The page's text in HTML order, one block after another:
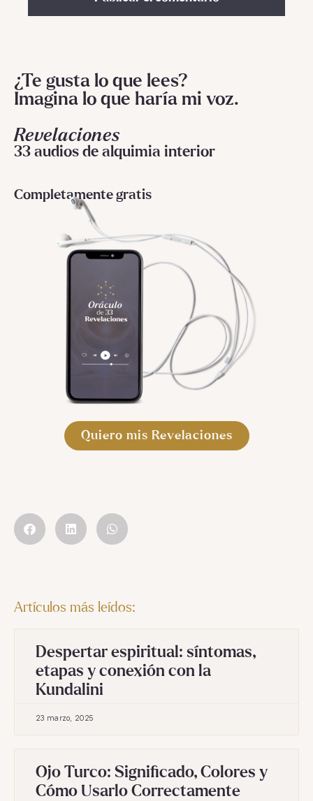
¿Te gusta lo que lees?
Imagina lo que haría mi voz.
Revelaciones
33 audios de alquimia interior
Completamente gratis
Quiero mis Revelaciones
Artículos más leídos:
Despertar espiritual: síntomas,
etapas y conexión con la
Kundalini
23 marzo, 2025
Ojo Turco: Significado, Colores y
Cómo Usarlo Correctamente